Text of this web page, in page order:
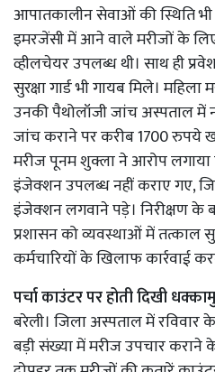
आपातकालीन सेवाओं की स्थिति
इमरजेंसी में आने वाले मरीजों के लिए
व्हीलचेयर उपलब्ध थी। साथ ही
सुरक्षा गार्ड भी गायब मिले।
उनकी पैथोलॉजी जांच अस्पताल में
जांच कराने पर करीब 1700 रुपये
मरीज पूनम शुक्ला ने आरोप लगाया
इंजेक्शन उपलब्ध नहीं कराए गए,
इंजेक्शन लगवाने पड़े। निरीक्षण के
प्रशासन को व्यवस्थाओं में तत्काल
कर्मचारियों के खिलाफ कार्रवाई
पर्चा काउंटर पर होती दिखी
बरेली। जिला अस्पताल में
बड़ी संख्या में मरीज उपचार